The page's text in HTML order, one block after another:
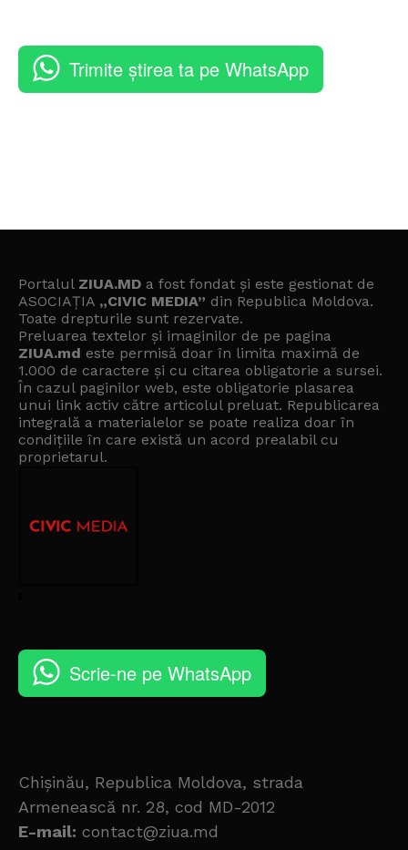
Trimite știrea ta pe WhatsApp
Portalul ZIUA.MD a fost fondat și este gestionat de
ASOCIAȚIA „CIVIC MEDIA” din Republica Moldova.
Toate drepturile sunt rezervate.
Preluarea textelor și imaginilor de pe pagina
ZIUA.md este permisă doar în limita maximă de
1.000 de caractere și cu citarea obligatorie a sursei.
În cazul paginilor web, este obligatorie plasarea
unui link activ către articolul preluat. Republicarea
integrală a materialelor se poate realiza doar în
condițiile în care există un acord prealabil cu
proprietarul.
Scrie-ne pe WhatsApp
Chișinău, Republica Moldova, strada
Armenească nr. 28, cod MD-2012
E-mail: contact@ziua.md